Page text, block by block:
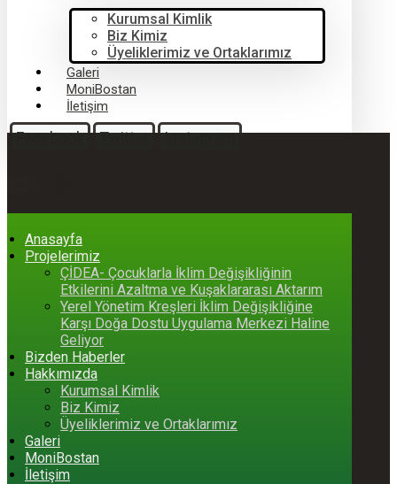
Kurumsal Kimlik
Biz Kimiz
Üyeliklerimiz ve Ortaklarımız
Galeri
MoniBostan
İletişim
Facebook Twitter Instagram
Anasayfa
Projelerimiz
ÇİDEA- Çocuklarla İklim Değişikliğinin
Etkilerini Azaltma ve Kuşaklararası Aktarım
Yerel Yönetim Kreşleri İklim Değişikliğine
Karşı Doğa Dostu Uygulama Merkezi Haline
Geliyor
Bizden Haberler
Hakkımızda
Kurumsal Kimlik
Biz Kimiz
Üyeliklerimiz ve Ortaklarımız
Galeri
MoniBostan
İletişim